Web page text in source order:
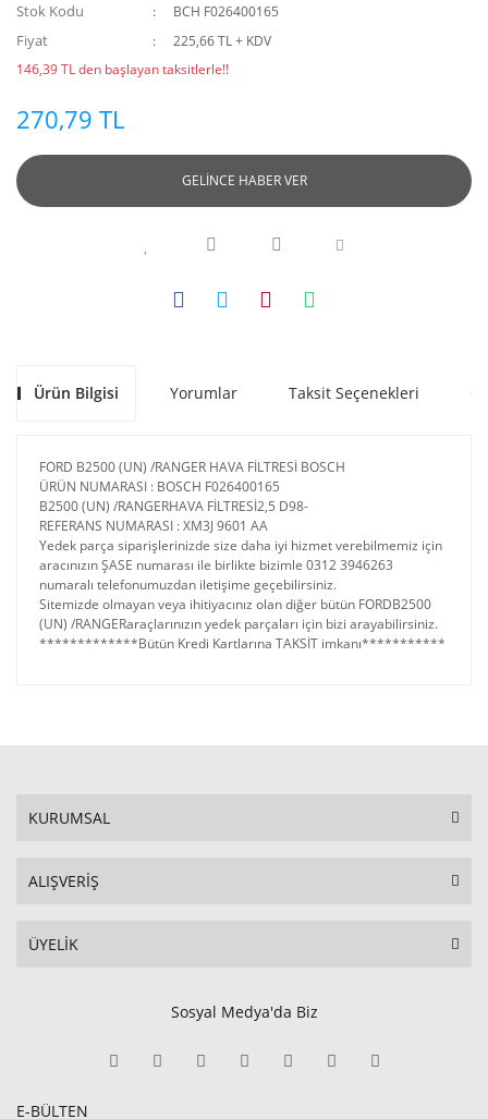
Stok Kodu BCH F026400165
Fiyat
225,66 TL + KDV
146,39 TL den başlayan taksitlerle!!
270,79 TL
GELİNCE HABER VER
Ürün Bilgisi Yorumlar Taksit Seçenekleri
FORD B2500 (UN) /RANGER HAVA FİLTRESİ BOSCH
ÜRÜN NUMARASI : BOSCH F026400165
B2500 (UN) /RANGERHAVA FİLTRESİ2,5 D98-
REFERANS NUMARASI : XM3J 9601 AA
Yedek parça siparişlerinizde size daha iyi hizmet verebilmemiz için
aracınızın ŞASE numarası ile birlikte bizimle 0312 3946263
numaralı telefonumuzdan iletişime geçebilirsiniz.
Sitemizde olmayan veya ihitiyacınız olan diğer bütün FORDB2500
(UN) /RANGERaraçlarınızın yedek parçaları için bizi arayabilirsiniz.
*************Bütün Kredi Kartlarına TAKSİT imkanı***********
KURUMSAL
ALIŞVERİŞ
ÜYELİK
Sosyal Medya'da Biz
E-BÜLTEN